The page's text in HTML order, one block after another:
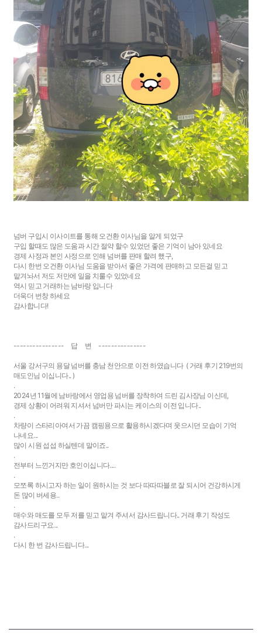
넘버 구입시 이사이트를 통해 오건환 이사님을 알게 되었구
구입 할때도 많은 도움과 시간 절약 할수 있었던 좋은 기억이 남아 있네요
경제 사정과 본인 사정으로 인해 넘버를 판매 할려 했구,
다시 한번 오건환 이사님 도움을 받아서 좋은 가격에 판매하고 모든걸 믿고
맡겨놔서 저도 저만에 일을 치룰수 있었네요
역시 믿고 거래하는 남바랑 입니다
더욱더 번창 하세요
감사합니다!
---------------- 답 변 ---------------
서울 강서구의 용달 넘버를 충남 천안으로 이전 하였습니다 ( 거래 후기 219번의
매도인님 이십니다.. )
.
2024년 11월에 남바랑에서 영업용 넘버를 장착하여 드린 김사장님 이신데,
경제 상황이 어려워 지셔서 넘버만 파시는 케이스의 이전 입니다..
.
차량이 스타리아여서 가끔 캠핑용으로 활용하시겠다며 웃으시던 모습이 기억
나네요...
많이 시원 섭섭 하실텐데 말이죠..
.
전부터 느낀거지만 호인이십니다....
.
모쪼록 하시고자 하는 일이 원하시는 것 보다 따따따블로 잘 되시어 건강하시게
돈 많이 버세용..
.
매수와 매도를 모두 저를 믿고 맡겨 주셔서 감사드립니다.. 거래 후기 작성도
감사드리구요...
.
다시 한 번 감사드립니다...